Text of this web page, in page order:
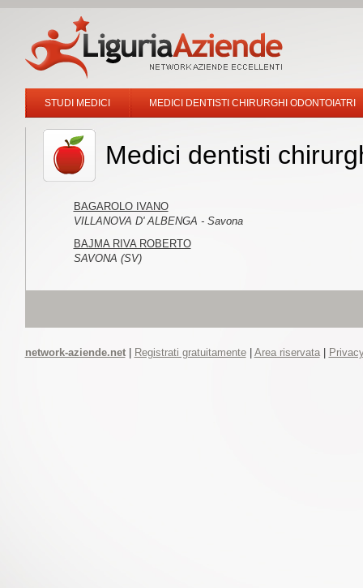
STUDI MEDICI MEDICI DENTISTI CHIRURGHI ODONTOIATRI
Medici dentisti
BAGAROLO IVANO
VILLANOVA D' ALBENGA - Savona
BAJMA RIVA ROBERTO
SAVONA (SV)
network-aziende.net| Registrati gratuitamente| Area riservata|